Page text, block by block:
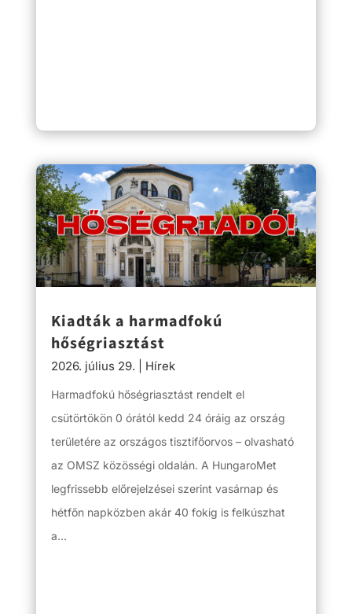
Kiadták a harmadfokú
hőségriasztást
2026. július 29. Hírek
Harmadfokú hőségriasztást rendelt el
csütörtökön 0 órától kedd 24 óráig az ország
területére az országos tisztifőorvos – olvasható
az OMSZ közösségi oldalán. A HungaroMet
legfrissebb előrejelzései szerint vasárnap és
hétfőn napközben akár 40 fokig is felkúszhat
a...